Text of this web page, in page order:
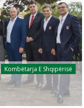
Kombëtarja E Shqipërisë